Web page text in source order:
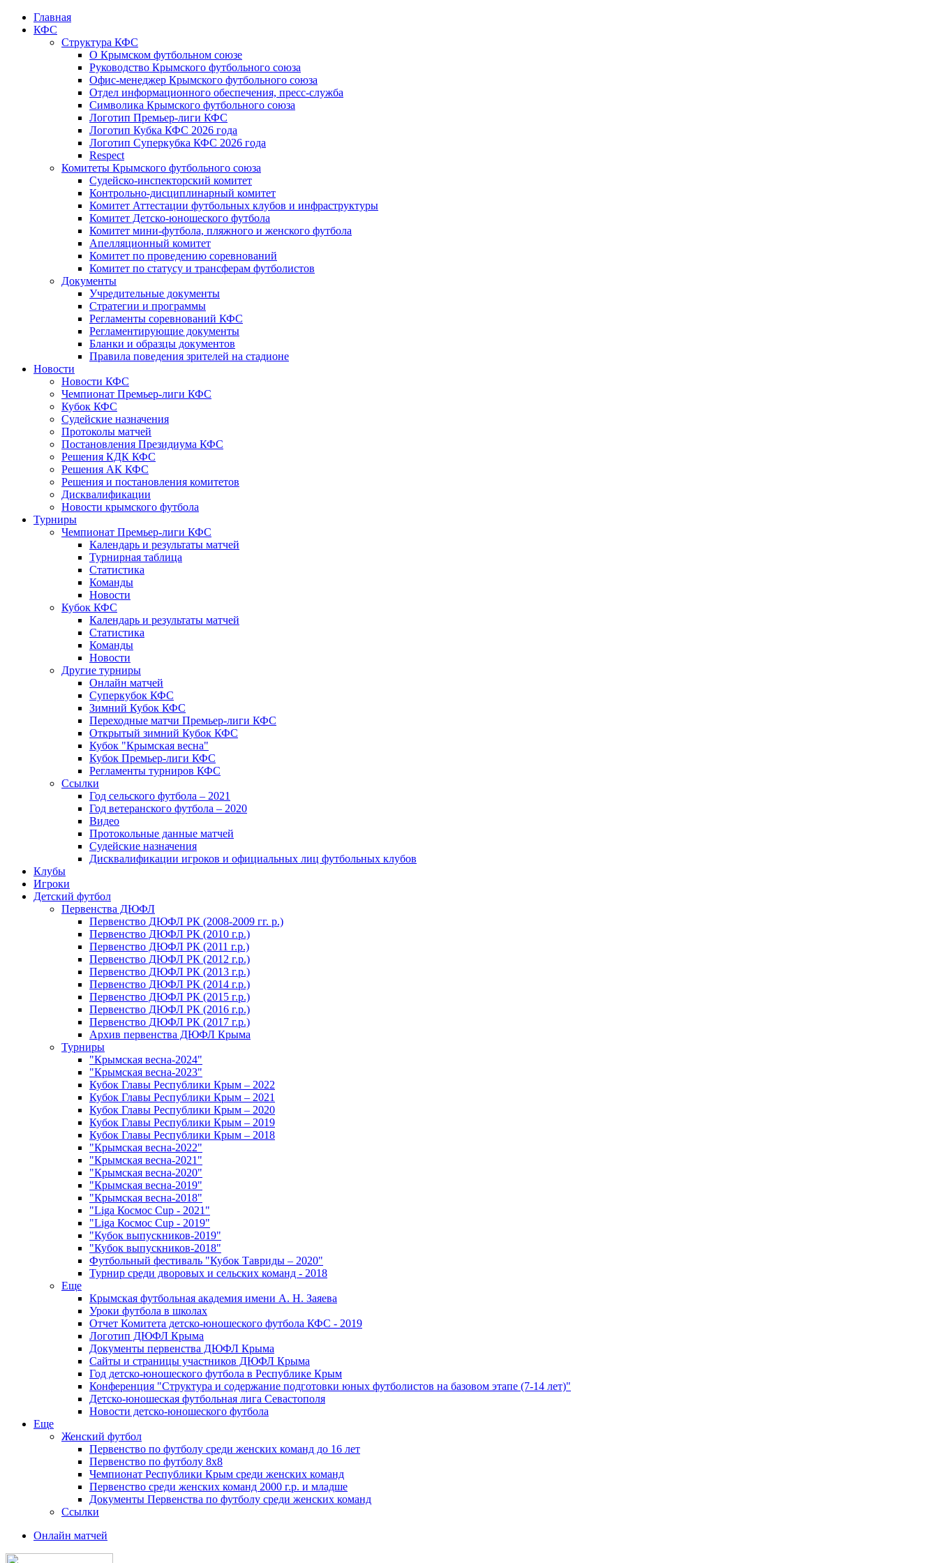
Главная
КФС
Структура КФС
О Крымском футбольном союзе
Руководство Крымского футбольного союза
Офис-менеджер Крымского футбольного союза
Отдел информационного обеспечения, пресс-служба
Символика Крымского футбольного союза
Логотип Премьер-лиги КФС
Логотип Кубка КФС 2026 года
Логотип Суперкубка КФС 2026 года
Respect
Комитеты Крымского футбольного союза
Судейско-инспекторский комитет
Контрольно-дисциплинарный комитет
Комитет Аттестации футбольных клубов и инфраструктуры
Комитет Детско-юношеского футбола
Комитет мини-футбола, пляжного и женского футбола
Апелляционный комитет
Комитет по проведению соревнований
Комитет по статусу и трансферам футболистов
Документы
Учредительные документы
Стратегии и программы
Регламенты соревнований КФС
Регламентирующие документы
Бланки и образцы документов
Правила поведения зрителей на стадионе
Новости
Новости КФС
Чемпионат Премьер-лиги КФС
Кубок КФС
Судейские назначения
Протоколы матчей
Постановления Президиума КФС
Решения КДК КФС
Решения АК КФС
Решения и постановления комитетов
Дисквалификации
Новости крымского футбола
Турниры
Чемпионат Премьер-лиги КФС
Календарь и результаты матчей
Турнирная таблица
Статистика
Команды
Новости
Кубок КФС
Календарь и результаты матчей
Статистика
Команды
Новости
Другие турниры
Онлайн матчей
Суперкубок КФС
Зимний Кубок КФС
Переходные матчи Премьер-лиги КФС
Открытый зимний Кубок КФС
Кубок "Крымская весна"
Кубок Премьер-лиги КФС
Регламенты турниров КФС
Ссылки
Год сельского футбола – 2021
Год ветеранского футбола – 2020
Видео
Протокольные данные матчей
Судейские назначения
Дисквалификации игроков и официальных лиц футбольных клубов
Клубы
Игроки
Детский футбол
Первенства ДЮФЛ
Первенство ДЮФЛ РК (2008-2009 гг. р.)
Первенство ДЮФЛ РК (2010 г.р.)
Первенство ДЮФЛ РК (2011 г.р.)
Первенство ДЮФЛ РК (2012 г.р.)
Первенство ДЮФЛ РК (2013 г.р.)
Первенство ДЮФЛ РК (2014 г.р.)
Первенство ДЮФЛ РК (2015 г.р.)
Первенство ДЮФЛ РК (2016 г.р.)
Первенство ДЮФЛ РК (2017 г.р.)
Архив первенства ДЮФЛ Крыма
Турниры
"Крымская весна-2024"
"Крымская весна-2023"
Кубок Главы Республики Крым – 2022
Кубок Главы Республики Крым – 2021
Кубок Главы Республики Крым – 2020
Кубок Главы Республики Крым – 2019
Кубок Главы Республики Крым – 2018
"Крымская весна-2022"
"Крымская весна-2021"
"Крымская весна-2020"
"Крымская весна-2019"
"Крымская весна-2018"
"Liga Космос Cup - 2021"
"Liga Космос Cup - 2019"
"Кубок выпускников-2019"
"Кубок выпускников-2018"
Футбольный фестиваль "Кубок Тавриды – 2020"
Турнир среди дворовых и сельских команд - 2018
Еще
Крымская футбольная академия имени А. Н. Заяева
Уроки футбола в школах
Отчет Комитета детско-юношеского футбола КФС - 2019
Логотип ДЮФЛ Крыма
Документы первенства ДЮФЛ Крыма
Сайты и страницы участников ДЮФЛ Крыма
Год детско-юношеского футбола в Республике Крым
Конференция "Структура и содержание подготовки юных футболистов на базовом этапе (7-14 лет)"
Детско-юношеская футбольная лига Севастополя
Новости детско-юношеского футбола
Еще
Женский футбол
Первенство по футболу среди женских команд до 16 лет
Первенство по футболу 8х8
Чемпионат Республики Крым среди женских команд
Первенство среди женских команд 2000 г.р. и младше
Документы Первенства по футболу среди женских команд
Ссылки
Онлайн матчей